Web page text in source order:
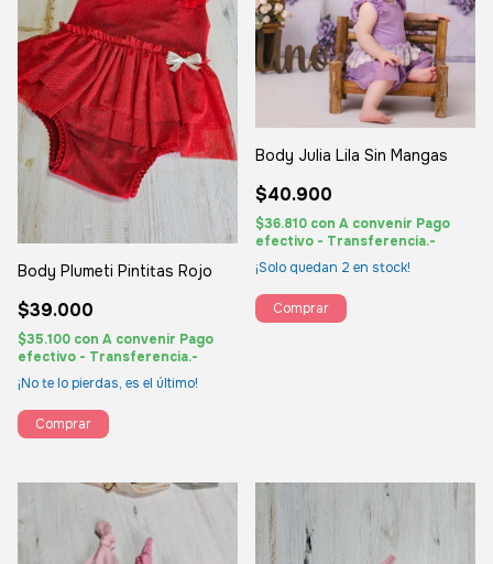
Body Plumeti Pintitas Rojo
$39.000
$35.100 con A convenir Pago
efectivo - Transferencia.-
¡No te lo pierdas, es el último!
Comprar
Body Julia Lila Sin Mangas
$40.900
$36.810 con A convenir Pago
efectivo - Transferencia.-
¡Solo quedan 2 en stock!
Comprar